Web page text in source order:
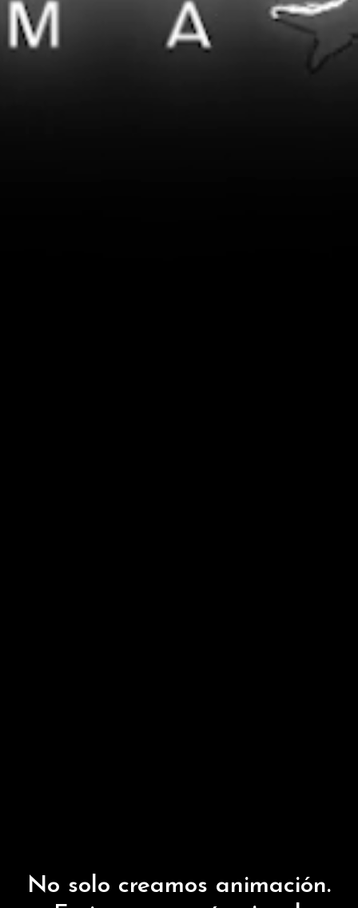
No solo creamos animación.